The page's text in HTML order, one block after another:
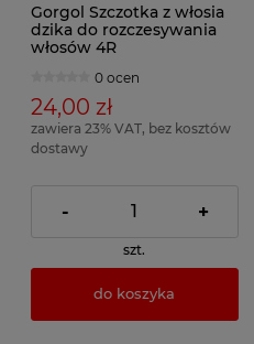
Gorgol Szczotka z włosia
dzika do rozczesywania
włosów 4R
0 ocen
24,00 zł
zawiera 23% VAT, bez kosztów
dostawy
- +
szt.
do koszyka